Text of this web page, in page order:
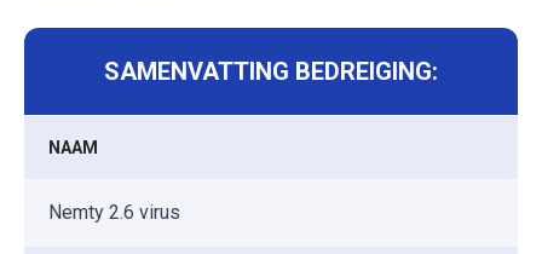
SAMENVATTING BEDREIGING:
NAAM
Nemty 2.6 virus